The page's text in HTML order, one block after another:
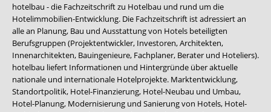
hotelbau - die Fachzeitschrift zu Hotelbau und rund um die
Hotelimmobilien-Entwicklung. Die Fachzeitschrift ist adressiert an
alle an Planung, Bau und Ausstattung von Hotels beteiligten
Berufsgruppen (Projektentwickler, Investoren, Architekten,
Innenarchitekten, Bauingenieure, Fachplaner, Berater und Hoteliers).
hotelbau liefert Informationen und Hintergründe über aktuelle
nationale und internationale Hotelprojekte. Marktentwicklung,
Standortpolitik, Hotel-Finanzierung, Hotel-Neubau und Umbau,
Hotel-Planung, Modernisierung und Sanierung von Hotels, Hotel-